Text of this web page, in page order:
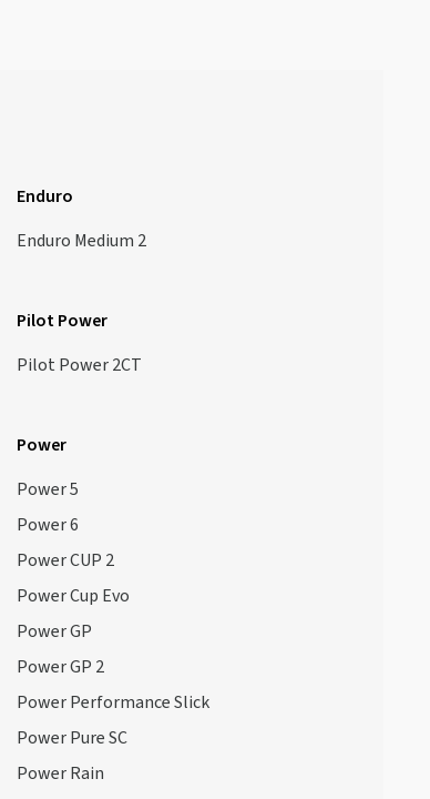
Enduro
Enduro Medium 2
Pilot Power
Pilot Power 2CT
Power
Power 5
Power 6
Power CUP 2
Power Cup Evo
Power GP
Power GP 2
Power Performance Slick
Power Pure SC
Power Rain